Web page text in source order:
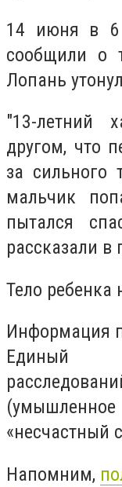
14 июня в 6
сообщили о
Лопань
"13-летний
другом, что
за сильного
мальчик
пытался
рассказали в
Тело
Информация
Единый
«несчастный
Напомним,